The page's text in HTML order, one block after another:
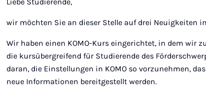
wir möchten Sie an dieser Stelle auf drei Neuigkeiten
Wir haben einen KOMO-Kurs eingerichtet, in dem
die kursübergreifend für Studierende des
daran, die Einstellungen in KOMO so vorzunehmen,
neue Informationen bereitgestellt werden.